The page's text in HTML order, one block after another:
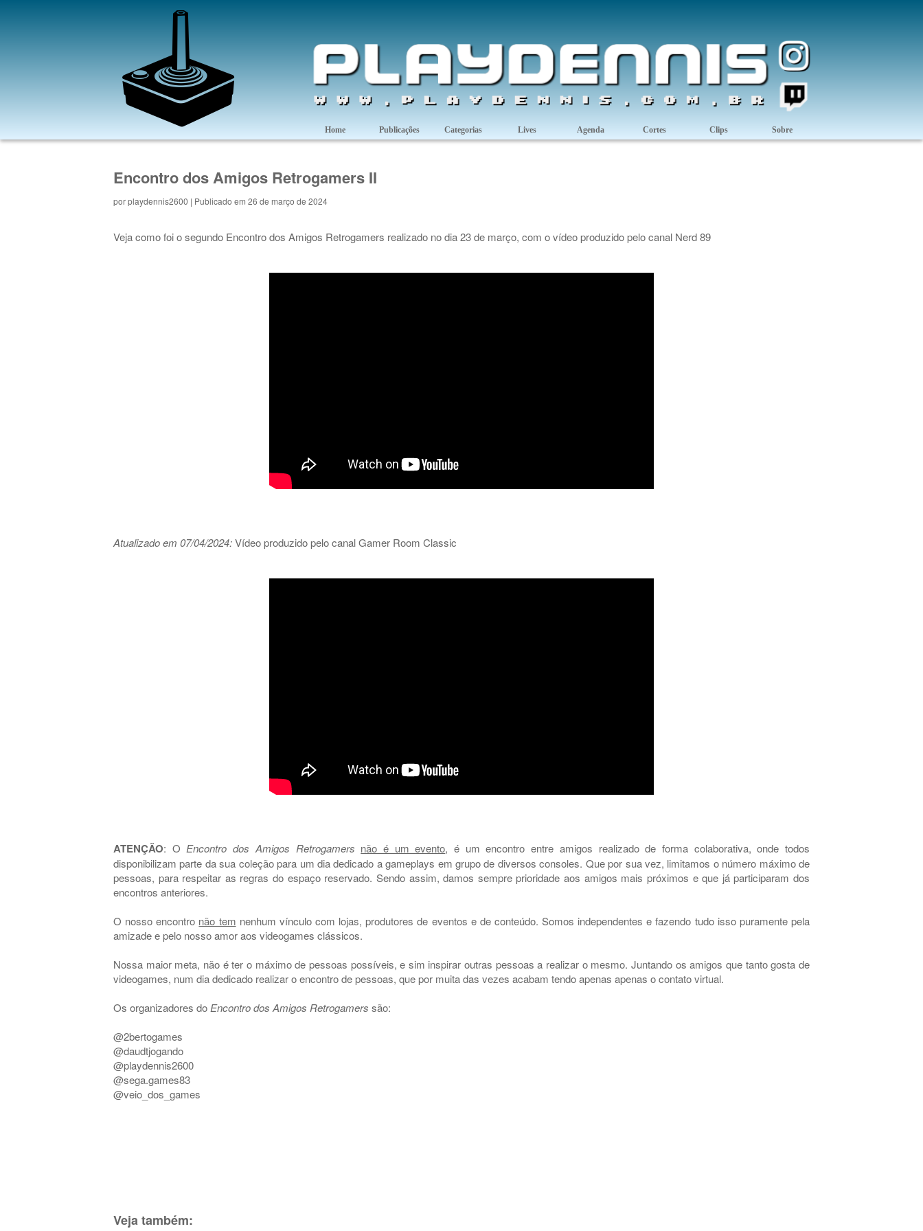
Home Publicações Categorias Lives Agenda Cortes Clips Sobre
Encontro dos Amigos Retrogamers II
porplaydennis2600 | Publicado em 26 de março de 2024
Veja como foi o segundo Encontro dos Amigos Retrogamers realizado no dia 23 de março, com o vídeo produzido pelo canal Nerd 89
Atualizado em 07/04/2024:Vídeo produzido pelo canalGamer Room Classic
ATENÇÃO: O Encontro dos Amigos Retrogamers não é um evento, é um encontro entre amigos realizado de forma colaborativa, onde todos
disponibilizam parte da sua coleção para um dia dedicado a gameplays em grupo de diversos consoles. Que por sua vez, limitamos o número máximo de
pessoas, para respeitar as regras do espaço reservado. Sendo assim, damos sempre prioridade aos amigos mais próximos e que já participaram dos
encontros anteriores.
O nosso encontro não tem nenhum vínculo com lojas, produtores de eventos e de conteúdo. Somos independentes e fazendo tudo isso puramente pela
amizade e pelo nosso amor aos videogames clássicos.
Nossa maior meta, não é ter o máximo de pessoas possíveis, e sim inspirar outras pessoas a realizar o mesmo. Juntando os amigos que tanto gosta de
videogames, num dia dedicado realizar o encontro de pessoas, que por muita das vezes acabam tendo apenas apenas o contato virtual.
Os organizadores do Encontro dos Amigos Retrogamers são:
@2bertogames
@daudtjogando
@playdennis2600
@sega.games83
@veio_dos_games
Veja também: